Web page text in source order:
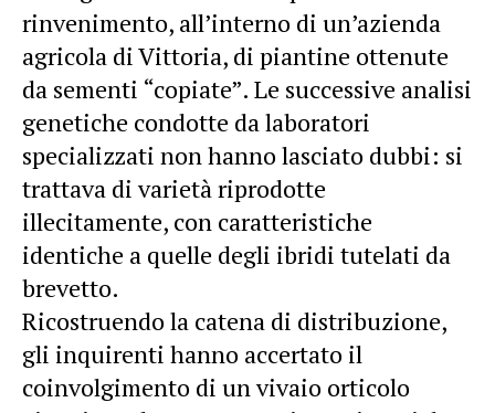
rinvenimento, all’interno di un’azienda
agricola di Vittoria, di piantine ottenute
da sementi “copiate”. Le successive analisi
genetiche condotte da laboratori
specializzati non hanno lasciato dubbi: si
trattava di varietà riprodotte
illecitamente, con caratteristiche
identiche a quelle degli ibridi tutelati da
brevetto.
Ricostruendo la catena di distribuzione,
gli inquirenti hanno accertato il
coinvolgimento di un vivaio orticolo